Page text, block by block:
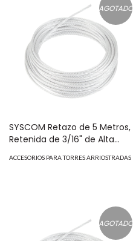
AGOTADO
SYSCOM Retazo de 5 Metros,
Retenida de 3/16" de Alta
clase A. MOD: SRET-
ACCESORIOS PARA TORRES ARRIOSTRADAS
AGOTADO